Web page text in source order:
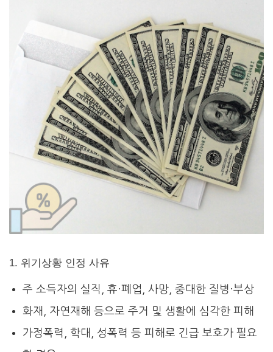
1. 위기상황 인정 사유
주 소득자의 실직, 휴·폐업, 사망, 중대한 질병·부상
화재, 자연재해 등으로 주거 및 생활에 심각한 피해
가정폭력, 학대, 성폭력 등 피해로 긴급 보호가 필요